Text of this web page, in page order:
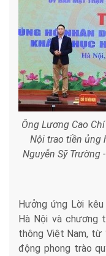
Ông Lương Cao
Nội trao tiền ủng
Nguyễn Sỹ Trường
Hưởng ứng Lời
Hà Nội và chương
thông Việt Nam, từ
động phong trào